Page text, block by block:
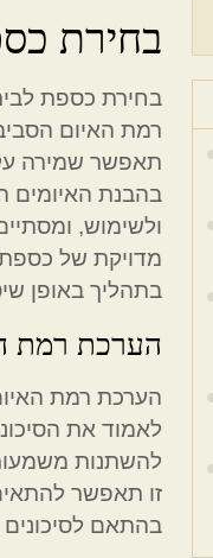
בחירת
בחירת כספת
רמת האיום
תאפשר שמירה
בהבנת האיומים
ולשימוש,
מדויקת של כספת
בתהליך באופן
הערכת רמת
הערכת רמת
לאמוד את
להשתנות
זו תאפשר
בהתאם לסיכונים